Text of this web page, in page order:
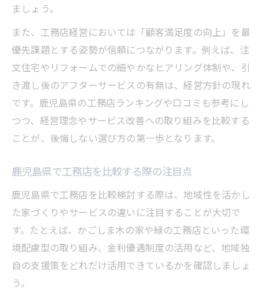
ましょう。
また、工務店経営においては「顧客満足度の向上」を最
優先課題とする姿勢が信頼につながります。例えば、注
文住宅やリフォームでの細やかなヒアリング体制や、引
き渡し後のアフターサービスの有無は、経営方針の現れ
です。鹿児島県の工務店ランキングや口コミも参考にし
つつ、経営理念やサービス改善への取り組みを比較する
ことが、後悔しない選び方の第一歩となります。
鹿児島県で工務店を比較する際の注目点
鹿児島県で工務店を比較検討する際は、地域性を活かし
た家づくりやサービスの違いに注目することが大切で
す。たとえば、かごしま木の家や緑の工務店といった環
境配慮型の取り組み、金利優遇制度の活用など、地域独
自の支援策をどれだけ活用できているかを確認しましょ
う。